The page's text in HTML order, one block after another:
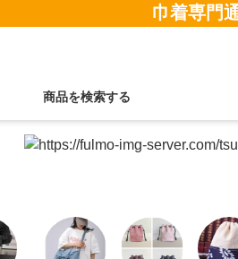
巾着専門
商品を検索する